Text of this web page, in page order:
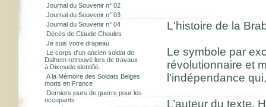
Journal du Souvenir n° 02
Journal du Souvenir n° 03
Journal du Souvenir n° 04
Décès de Claude Choules
Je suis votre drapeau
Le corps d'un ancien soldat de
Dalhem retrouvé lors de travaux
à Dixmude identifié.
A la Mémoire des Soldats Belges
morts en France
Derniers jours de guerre pour les
occupants
L'histoire de la
Le symbole par
révolutionnaire et
l’indépendance
L’auteur du texte,